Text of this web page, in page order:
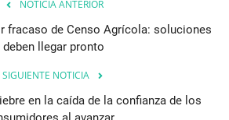
NOTICIA ANTERIOR
fracaso de Censo Agrícola: soluciones
deben llegar pronto
SIGUIENTE NOTICIA
en la caída de la confianza de los